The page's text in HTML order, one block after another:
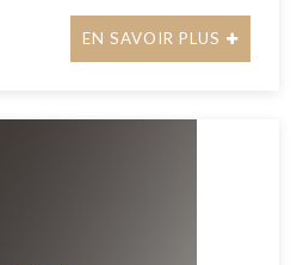
EN SAVOIR PLUS